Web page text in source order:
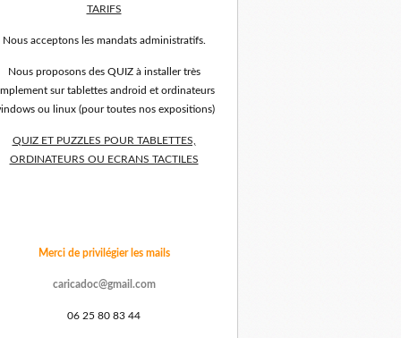
TARIFS
Nous acceptons les mandats administratifs.
Nous proposons des QUIZ à installer très
sur tablettes android et ordinateurs
ou linux (pour toutes nos expositions)
QUIZ ET PUZZLES POUR TABLETTES,
ORDINATEURS OU ECRANS TACTILES
Merci de privilégier les mails
caricadoc@gmail.com
06 25 80 83 44